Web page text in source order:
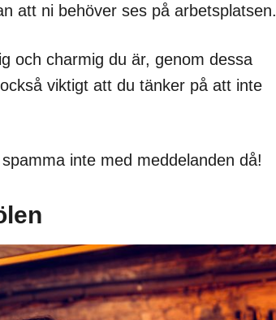
att ni behöver ses på arbetsplatsen.
och charmig du är, genom dessa
viktigt att du tänker på att inte
inte med meddelanden då!